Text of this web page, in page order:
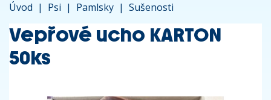
Úvod | Psi | Pamlsky | Sušenosti
Vepřové ucho KARTON
50ks